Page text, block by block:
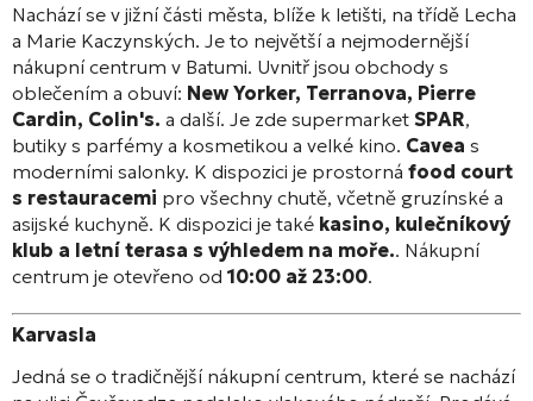
Nachází se v jižní části města, blíže k letišti, na třídě Lecha
a Marie Kaczynských. Je to největší a nejmodernější
nákupní centrum v Batumi. Uvnitř jsou obchody s
oblečením a obuví: New Yorker, Terranova, Pierre
Cardin, Colin's. a další. Je zde supermarket SPAR,
butiky s parfémy a kosmetikou a velké kino. Cavea s
moderními salonky. K dispozici je prostorná food court
s restauracemi pro všechny chutě, včetně gruzínské a
asijské kuchyně. K dispozici je také kasino, kulečníkový
klub a letní terasa s výhledem na moře.. Nákupní
centrum je otevřeno od 10:00 až 23:00.
Karvasla
Jedná se o tradičnější nákupní centrum, které se nachází